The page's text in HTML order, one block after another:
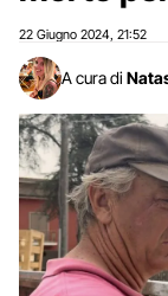
22 Giugno 2024 21:52
A cura di